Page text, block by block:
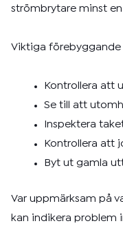
strömbrytare minst en
Viktiga förebyggande
Kontrollera att
Se till att
Inspektera
Kontrollera att
Byt ut gamla
Var uppmärksam på
kan indikera problem